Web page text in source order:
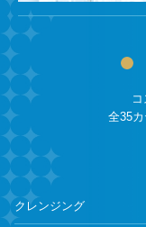
全35
クレンジング